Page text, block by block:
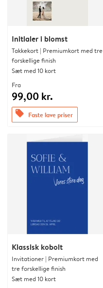
Initialer i blomst
Takkekort | Premiumkort med tre
forskellige finish
Sæt med 10 kort
Fra
99,00 kr.
offers Faste lave priser
Klassisk kobolt
Invitationer | Premiumkort med
tre forskellige finish
Sæt med 10 kort